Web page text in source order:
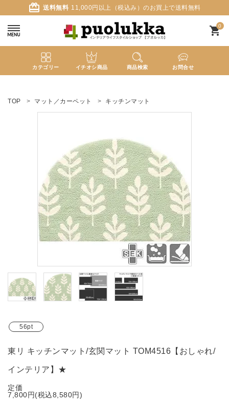
card_giftcard 送料無料 11,000円以上（税込み）のお買上で送料無料
0
shopping_cart
カテゴリー イチオシ商品 商品検索 お問合せ
ようこそ ゲスト 様
search
新着商品
カテゴリーから探す
ガイドライン
TOP マット／カーペット キッチンマット
56pt
東リ キッチンマット/玄関マット TOM4516【おしゃれ/
インテリア】★
定価
7,800円(税込8,580円)